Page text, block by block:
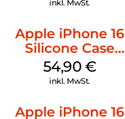
inkl. MwSt.
Apple iPhone 16
Silicone Case
MagSafe Lake
Green
54,90 €
inkl. MwSt.
Apple iPhone 16